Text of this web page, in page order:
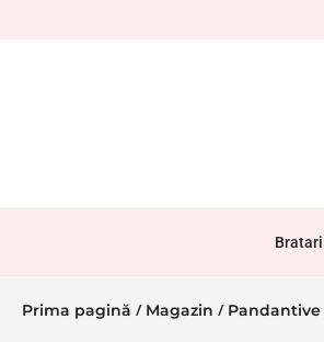
Bratari
Prima pagină / Magazin / Pandantive